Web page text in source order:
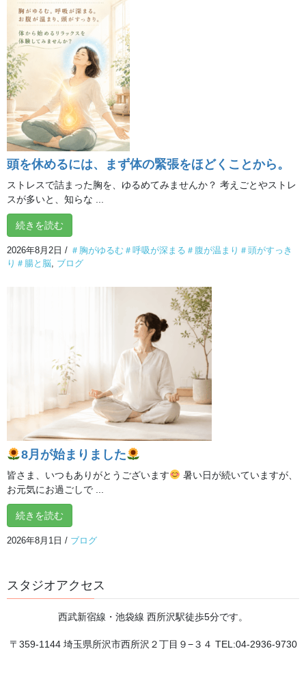
2026年8月6日
熱帯夜・熱中症予防、水分補給だけで十分でしょう
か？
2026年8月5日
**トレーニングで目指していること**
2026年8月4日
チャクラが分かると、 自分が分かる。
2026年8月3日
頭を休めるには、まず体の緊張をほどくことから。
8月が始まりました
2026年8月1日
瞑想は脳のゼロ点調整
2026年7月31日
今、日本人が本当に求めているものとは？
2026年7月30日
わないために
【夏バテ対策】運動編 睡眠の質を良くする寝る前5
分で自律神経を整えるストレッチルーティン
頭を休めるには、まず体の緊張をほどくことから。
ストレスで詰まった胸を、ゆるめてみませんか？ 考えごとやストレ
スが多いと、知らな ...
続きを読む
2026年8月2日 / ＃胸がゆるむ＃呼吸が深まる＃腹が温まり＃頭がすっき
り＃腸と脳 ブログ
8月が始まりました
皆さま、いつもありがとうございます
暑い日が続いていますが、
お元気にお過ごしで ...
続きを読む
2026年8月1日 / ブログ
スタジオアクセス
西武新宿線・池袋線 西所沢駅徒歩5分です。
〒359-1144 埼玉県所沢市西所沢２丁目９−３４ TEL:04-2936-9730